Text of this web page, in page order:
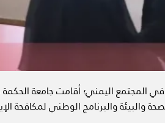
المجتمع اليمني؛ أقامت جامعة